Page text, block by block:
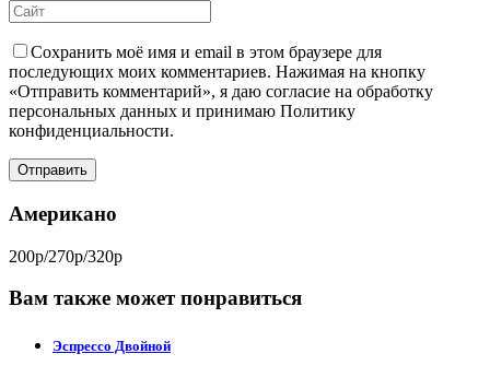
Сохранить моё имя и email в этом браузере для
последующих моих комментариев. Нажимая на кнопку
«Отправить комментарий», я даю согласие на обработку
персональных данных и принимаю Политику
конфиденциальности.
Американо
200р/270р/320р
Вам также может понравиться
Эспрессо Двойной